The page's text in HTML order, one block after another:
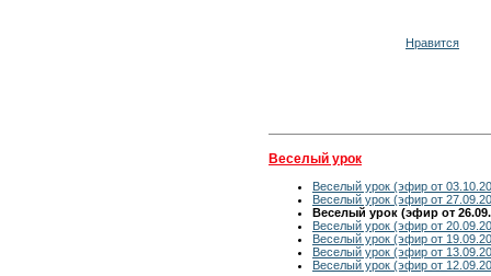
Нравится
Веселый урок
Веселый урок (эфир от
Веселый урок (эфир от
Веселый урок (эфир от
Веселый урок (эфир от
Веселый урок (эфир от
Веселый урок (эфир от
Веселый урок (эфир от